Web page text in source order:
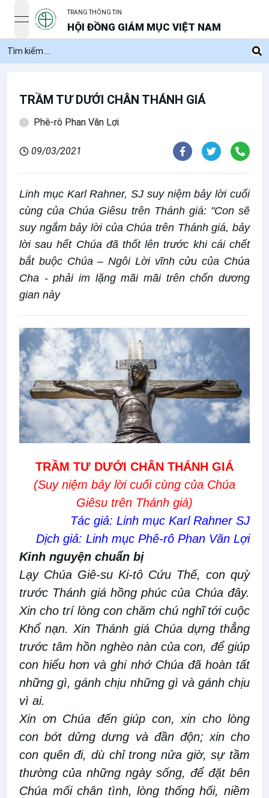
open navigation menu
TRANG THÔNG TIN
HỘI ĐỒNG GIÁM MỤC VIỆT NAM
TRẦM TƯ DƯỚI CHÂN THÁNH GIÁ
Phê-rô Phan Văn Lợi
09/03/2021
Linh mục Karl Rahner, SJ suy niệm bảy lời cuối
cùng của Chúa Giêsu trên Thánh giá: "Con sẽ
suy ngắm bảy lời của Chúa trên Thánh giá, bảy
lời sau hết Chúa đã thốt lên trước khi cái chết
bắt buộc Chúa – Ngôi Lời vĩnh cửu của Chúa
Cha - phải im lặng mãi mãi trên chốn dương
gian này
TRẦM TƯ DƯỚI CHÂN THÁNH GIÁ
(Suy niệm bảy lời cuối cùng của Chúa
Giêsu trên Thánh giá)
Tác giả: Linh mục Karl Rahner SJ
Dịch giả: Linh mục Phê-rô Phan Văn Lợi
Kinh nguyện chuẩn bị
Lạy Chúa Giê-su Ki-tô Cứu Thế, con quỳ
trước Thánh giá hồng phúc của Chúa đây.
Xin cho trí lòng con chăm chú nghĩ tới cuộc
Khổ nạn. Xin Thánh giá Chúa dựng thẳng
trước tâm hồn nghèo nàn của con, để giúp
con hiểu hơn và ghi nhớ Chúa đã hoàn tất
những gì, gánh chịu những gì và gánh chịu
vì ai.
Xin ơn Chúa đến giúp con, xin cho lòng
con bớt dửng dưng và đần độn; xin cho
con quên đi, dù chỉ trong nửa giờ, sự tầm
thường của những ngày sống, để đặt bên
Chúa mối chân tình, lòng thống hối, niềm